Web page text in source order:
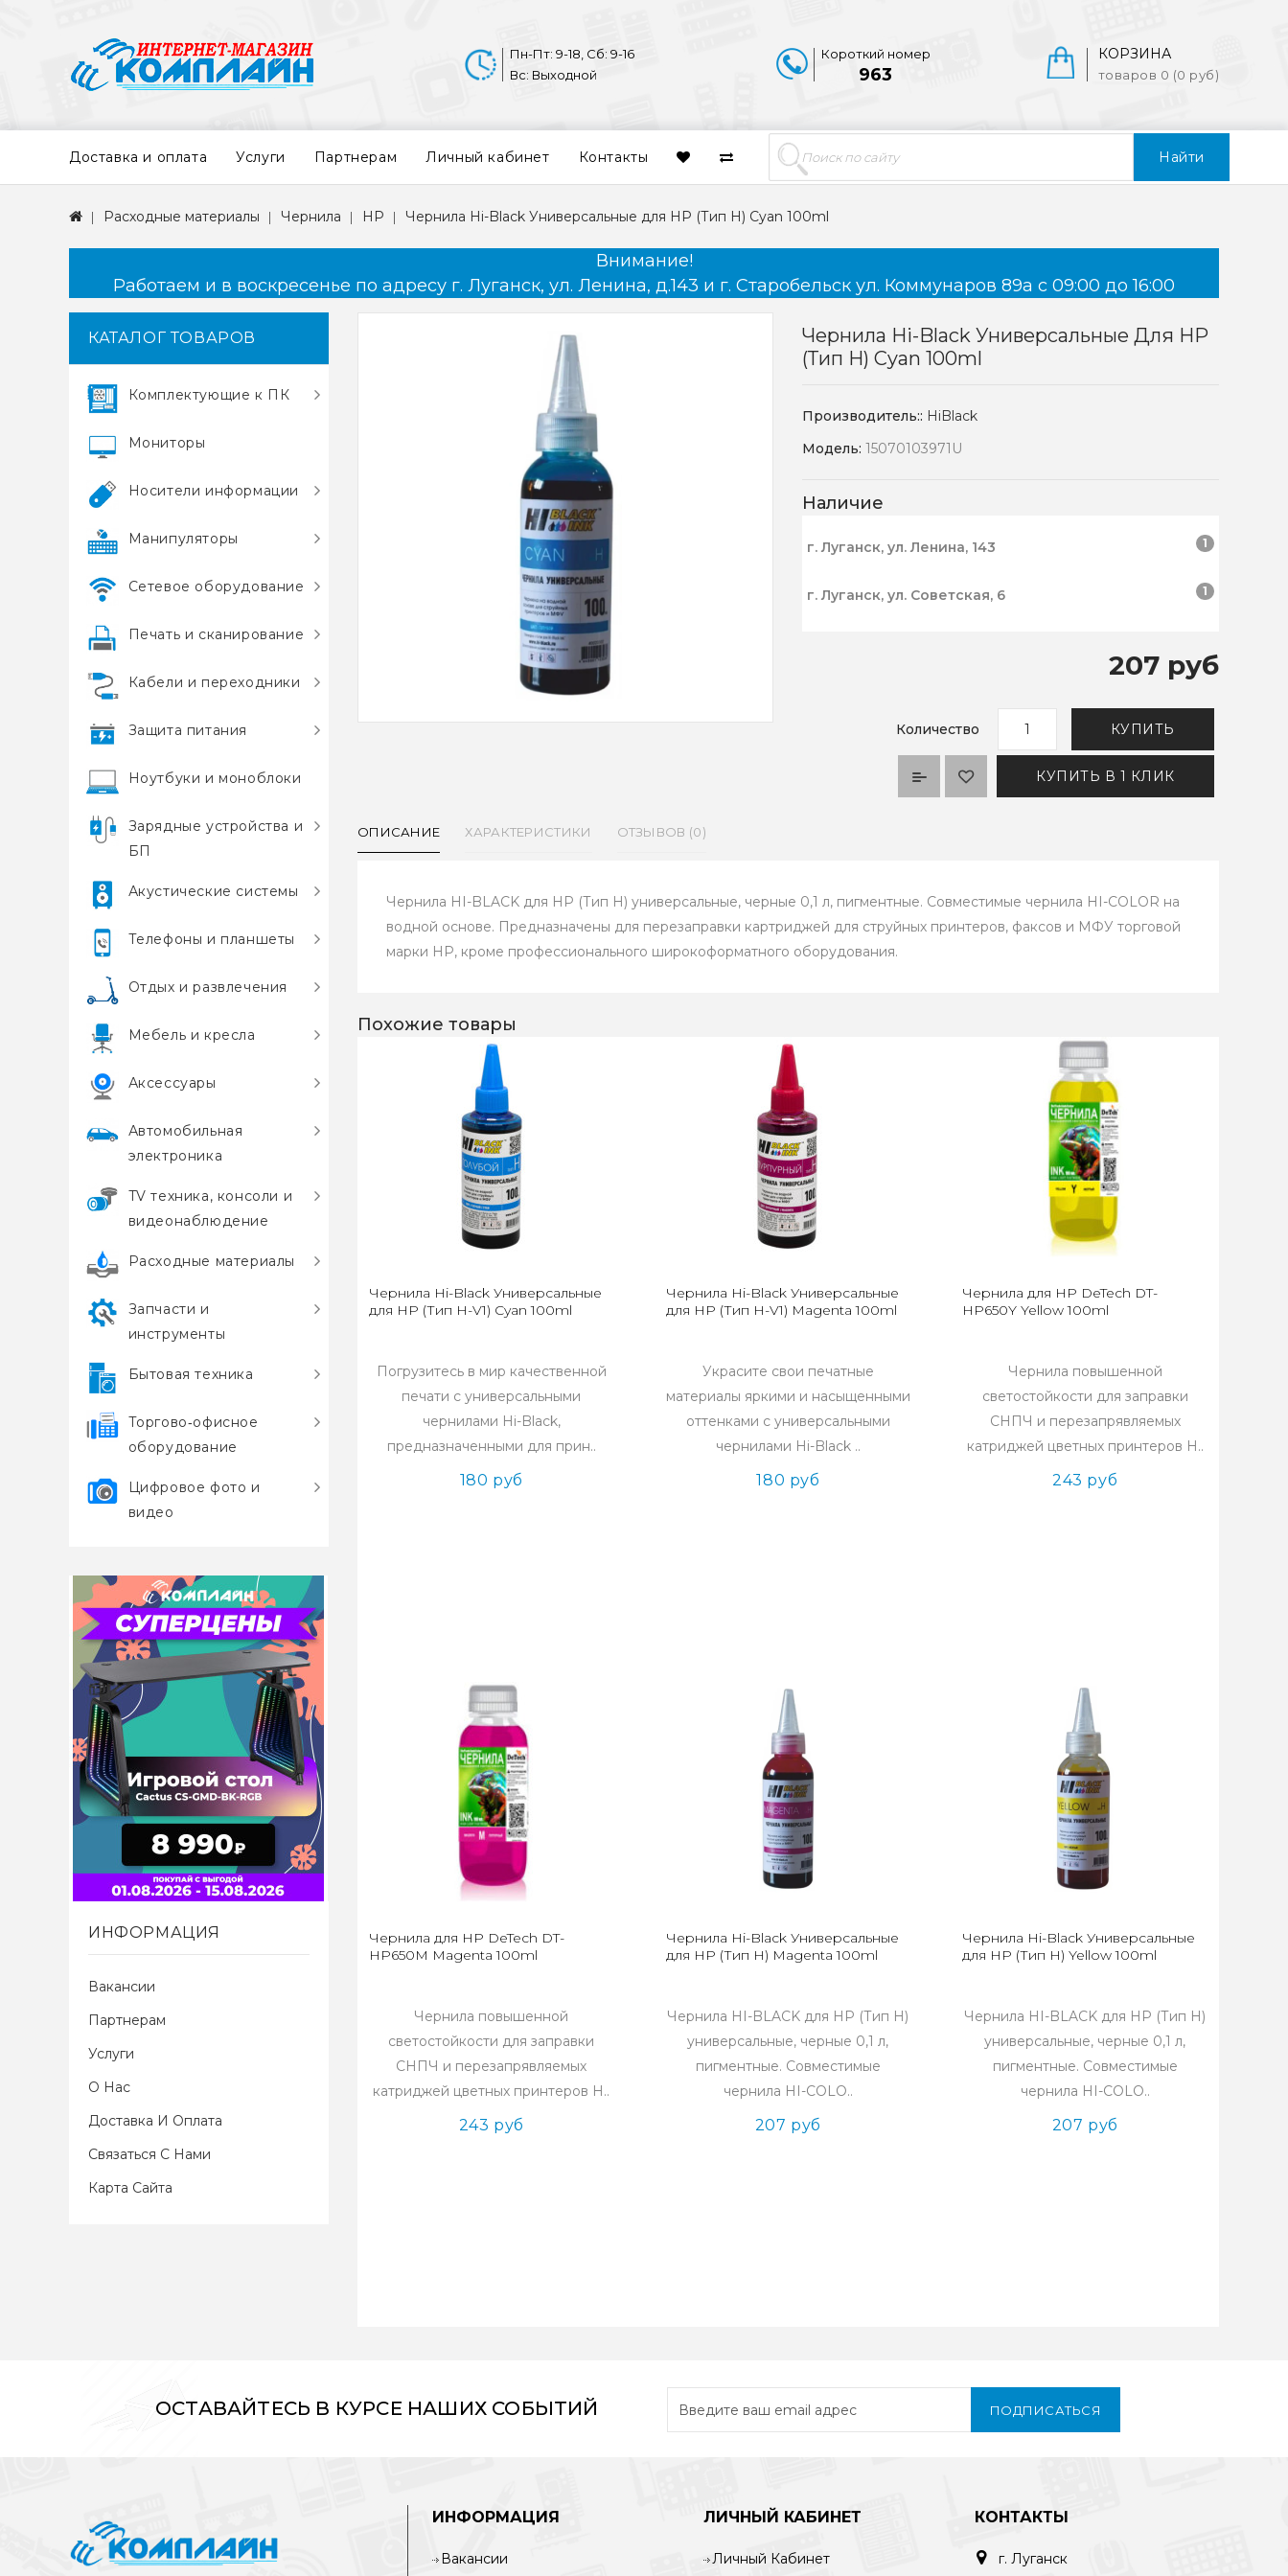
Найти
КОРЗИНА
товаров 0 (0 руб)
Короткий номер
963
Пн-Пт: 9-18, Сб: 9-16
Вс: Выходной
Доставка и оплата Услуги Партнерам Личный кабинет Контакты
Расходные материалы Чернила HP Чернила Hi-Black Универсальные для HP (Тип H) Cyan 100ml
Внимание!
Работаем и в воскресенье по адресу г. Луганск, ул. Ленина, д.143 и г. Старобельск ул. Коммунаров 89а с 09:00 до 16:00
КАТАЛОГ ТОВАРОВ
Комплектующие к ПК
Мониторы
Носители информации
Манипуляторы
Сетевое оборудование
Печать и сканирование
Кабели и переходники
Защита питания
Ноутбуки и моноблоки
Зарядные устройства и
БП
Акустические системы
Телефоны и планшеты
Отдых и развлечения
Мебель и кресла
Аксессуары
Автомобильная
электроника
TV техника, консоли и
видеонаблюдение
Расходные материалы
Запчасти и
инструменты
Бытовая техника
Торгово‑офисное
оборудование
Цифровое фото и
видео
ИНФОРМАЦИЯ
Вакансии
Партнерам
Услуги
О Нас
Доставка И Оплата
Связаться С Нами
Карта Сайта
Чернила Hi-Black Универсальные Для HP
(Тип H) Cyan 100ml
Производитель:: HiBlack
Модель:15070103971U
Наличие
г. Луганск, ул. Ленина, 143 1
г. Луганск, ул. Советская, 6 1
207 руб
Количество КУПИТЬ
КУПИТЬ В 1 КЛИК
ОПИСАНИЕ ХАРАКТЕРИСТИКИ ОТЗЫВОВ (0)
Чернила HI-BLACK для HP (Тип H) универсальные, черные 0,1 л, пигментные. Совместимые чернила HI-COLOR на
водной основе. Предназначены для перезаправки картриджей для струйных принтеров, факсов и МФУ торговой
марки HP, кроме профессионального широкоформатного оборудования.
Похожие товары
Чернила Hi-Black Универсальные
для HP (Тип H-V1) Cyan 100ml
Погрузитесь в мир качественной
печати с универсальными
чернилами Hi-Black,
предназначенными для прин..
180 руб
Чернила Hi-Black Универсальные
для HP (Тип H-V1) Magenta 100ml
Украсите свои печатные
материалы яркими и насыщенными
оттенками с универсальными
чернилами Hi-Black ..
180 руб
Чернила для HP DeTech DT-
HP650Y Yellow 100ml
Чернила повышенной
светостойкости для заправки
СНПЧ и перезапрявляемых
катриджей цветных принтеров H..
243 руб
Чернила для HP DeTech DT-
HP650M Magenta 100ml
Чернила повышенной
светостойкости для заправки
СНПЧ и перезапрявляемых
катриджей цветных принтеров H..
243 руб
Чернила Hi-Black Универсальные
для HP (Тип H) Magenta 100ml
Чернила HI-BLACK для HP (Тип H)
универсальные, черные 0,1 л,
пигментные. Совместимые
чернила HI-COLO..
207 руб
Чернила Hi-Black Универсальные
для HP (Тип H) Yellow 100ml
Чернила HI-BLACK для HP (Тип H)
универсальные, черные 0,1 л,
пигментные. Совместимые
чернила HI-COLO..
207 руб
ОСТАВАЙТЕСЬ В КУРСЕ НАШИХ СОБЫТИЙ ПОДПИСАТЬСЯ
ИНФОРМАЦИЯ
Вакансии
ЛИЧНЫЙ КАБИНЕТ
Личный Кабинет
КОНТАКТЫ
г. Луганск